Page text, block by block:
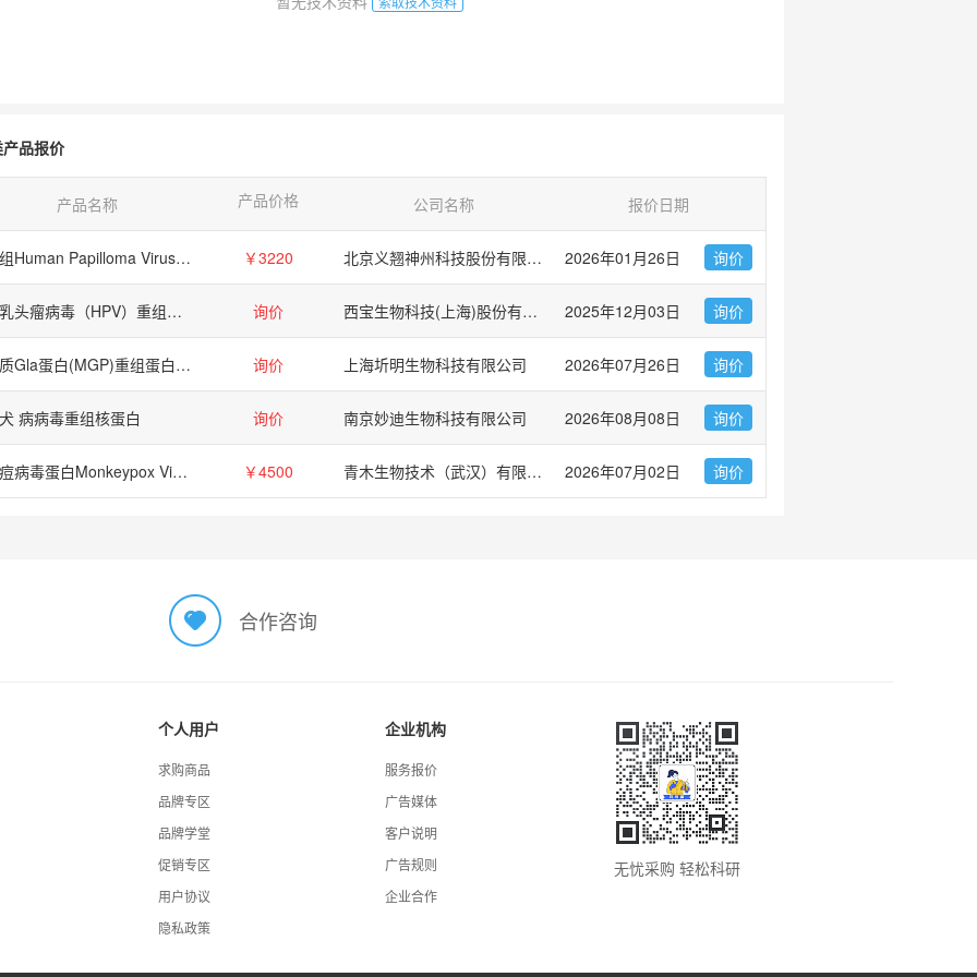
品报价
产品名称 产品价格 公司名称 报价日期
重组Human Papilloma Virus type 16 (HPV 16) L1蛋白 (VLP) ￥3220 北京义翘神州科技股份有限公司(Sino Biological Inc.) 2026年01月26日 询价
人乳头瘤病毒（HPV）重组抗原 询价 西宝生物科技(上海)股份有限公司 2025年12月03日 询价
基质Gla蛋白(MGP)重组蛋白,兔 询价 上海圻明生物科技有限公司 2026年07月26日 询价
病病毒重组核蛋白 询价 南京妙迪生物科技有限公司 2026年08月08日 询价
猴痘病毒蛋白Monkeypox Virus (MPXV) L1R Protein, His Tag, E. coli ￥4500 青木生物技术（武汉）有限公司 2026年07月02日 询价
合作咨询
个人用户
求购商品
品牌专区
品牌学堂
促销专区
用户协议
隐私政策
企业机构
服务报价
广告媒体
客户说明
广告规则
企业合作
无忧采购 轻松科研